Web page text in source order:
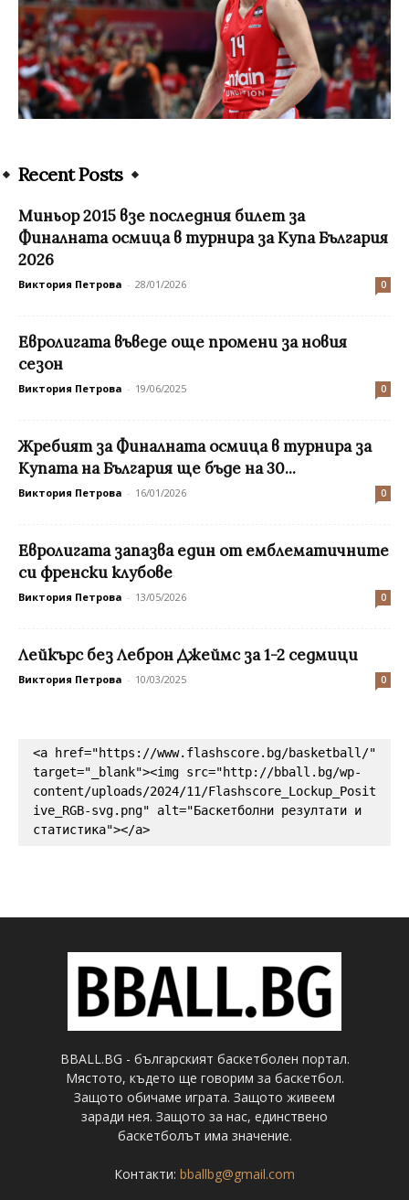
Recent Posts
Миньор 2015 взе последния билет за
Финалната осмица в турнира за Купа България
2026
Виктория Петрова - 28/01/2026 0
Евролигата въведе още промени за новия
сезон
Виктория Петрова - 19/06/2025 0
Жребият за Финалната осмица в турнира за
Купата на България ще бъде на 30...
Виктория Петрова - 16/01/2026 0
Евролигата запазва един от емблематичните
си френски клубове
Виктория Петрова - 13/05/2026 0
Лейкърс без Леброн Джеймс за 1-2 седмици
Виктория Петрова - 10/03/2025 0
<a href="https://www.flashscore.bg/basketball/"
target="_blank"><img src="http://bball.bg/wp-
content/uploads/2024/11/Flashscore_Lockup_Posit
ive_RGB-svg.png" alt="Баскетболни резултати и
статистика"></a>
BBALL.BG - българският баскетболен портал.
Мястото, където ще говорим за баскетбол.
Защото обичаме играта. Защото живеем
заради нея. Защото за нас, единствено
баскетболът има значение.
Контакти: bballbg@gmail.com